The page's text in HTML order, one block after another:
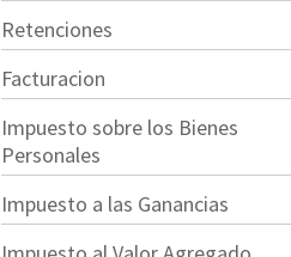
Retenciones
Facturacion
Impuesto sobre los Bienes
Personales
Impuesto a las Ganancias